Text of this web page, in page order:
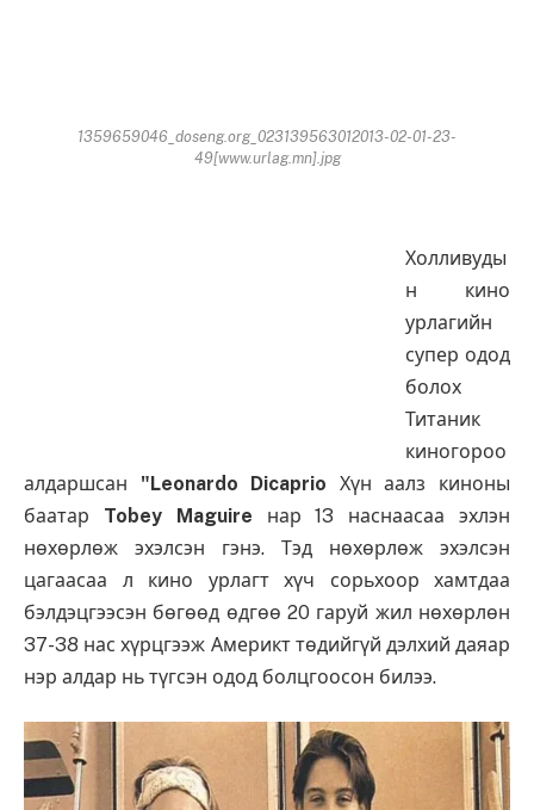
1359659046_doseng.org_023139563012013-02-01-23-
49[www.urlag.mn].jpg
Холливуды
н кино
урлагийн
супер одод
болох
Титаник
киногороо
алдаршсан "Leonardo Dicaprio Хүн аалз
киноны
баатар Tobey Maguire
нар 13 наснаасаа эхлэн
нөхөрлөж эхэлсэн гэнэ. Тэд нөхөрлөж эхэлсэн
цагаасаа л кино урлагт хүч сорьхоор хамтдаа
бэлдэцгээсэн бөгөөд өдгөө 20 гаруй жил нөхөрлөн
37-38 нас хүрцгээж Америкт төдийгүй дэлхий даяар
нэр алдар нь түгсэн одод болцгоосон билээ.